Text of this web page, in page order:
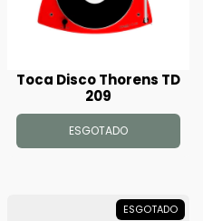
Toca Disco Thorens TD
209
ESGOTADO
ESGOTADO